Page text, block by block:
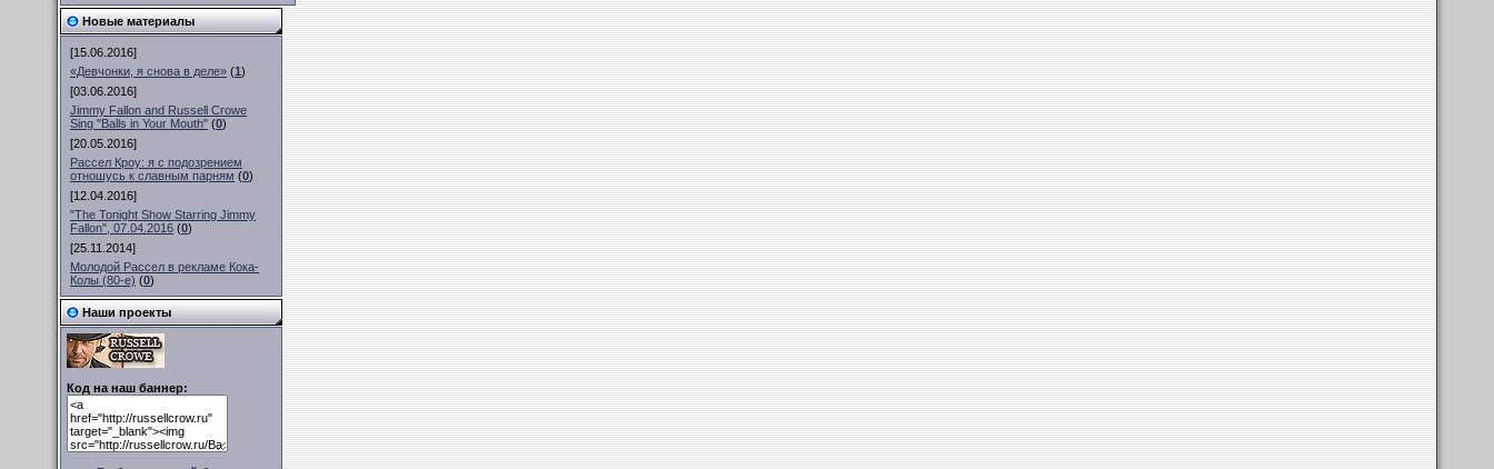
Новые материалы
[15.06.2016]
«Девчонки, я снова в деле» (1)
[03.06.2016]
Jimmy Fallon and Russell Crowe
Sing "Balls in Your Mouth" (0)
[20.05.2016]
Рассел Кроу: я с подозрением
отношусь к славным парням (0)
[12.04.2016]
"The Tonight Show Starring Jimmy
Fallon", 07.04.2016 (0)
[25.11.2014]
Молодой Рассел в рекламе Кока-
Колы (80-е) (0)
Наши проекты
Код на наш баннер: